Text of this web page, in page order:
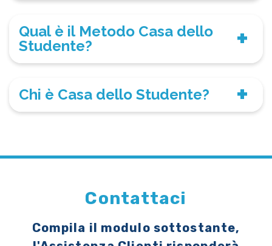
Qual è il Metodo Casa dello
Studente?
Chi è Casa dello Studente?
Contattaci
Compila il modulo sottostante,